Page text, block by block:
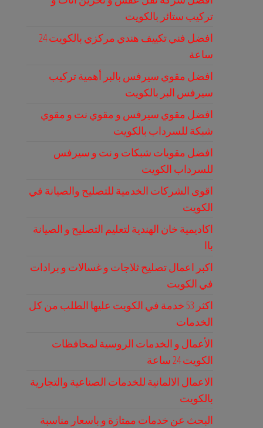
تركيب ستائر بالكويت
افضل فني تكييف هندي مركزي بالكويت 24
ساعة
افضل مقوي سيرفس بالبر أهمية تركيب
سيرفس البر بالكويت
افضل مقوي سيرفس و مقوي نت و مقوي
شبكة للسرداب بالكويت
افضل مقويات شبكات و نت و سيرفس
للسرداب الكويت
اقوى الشركات الخدمية للتصليح والصيانة في
الكويت
اكاديمية خان الهندية لتعليم التصليح و الصيانة
باا
اكبر اعمال تصليح ثلاجات و غسالات و برادات
في الكويت
اكثر 53 خدمة في الكويت عليها الطلب من كل
الخدمات
الأعمال و الخدمات الروسية لمحافظات
الكويت 24 ساعة
الاعمال الالمانية للخدمات الصناعية والتجارية
بالكويت
البحث عن خدمات ممتازة و باسعار مناسبة